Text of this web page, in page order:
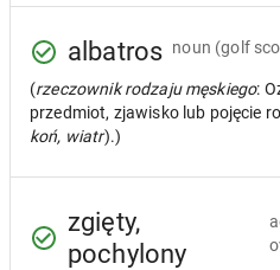
albatros noun (golf
(rzeczownik rodzaju męskiego:
przedmiot, zjawisko lub pojęcie
koń, wiatr).)
zgięty,
pochylony